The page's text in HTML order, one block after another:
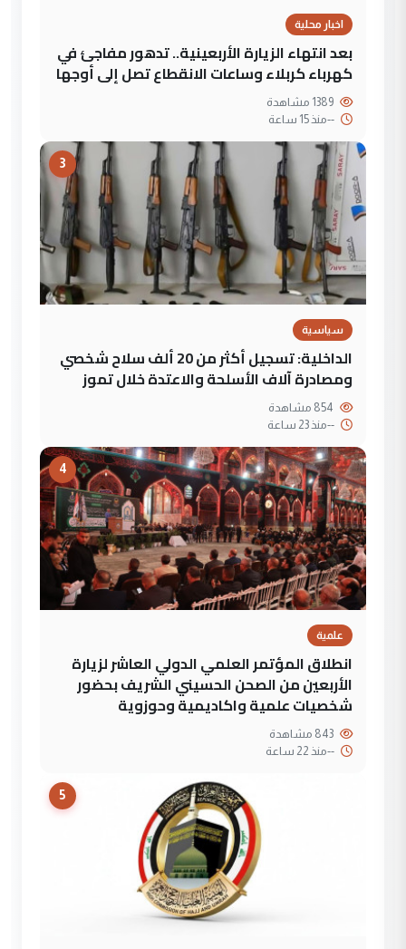
اخبار محلية
بعد انتهاء الزيارة الأربعينية.. تدهور مفاجئ في
كهرباء كربلاء وساعات الانقطاع تصل إلى أوجها
--منذ 15 ساعة
3
سياسية
الداخلية: تسجيل أكثر من 20 ألف سلاح شخصي
ومصادرة آلاف الأسلحة والاعتدة خلال تموز
--منذ 23 ساعة
4
علمية
انطلاق المؤتمر العلمي الدولي العاشر لزيارة
الأربعين من الصحن الحسيني الشريف بحضور
شخصيات علمية واكاديمية وحوزوية
--منذ 22 ساعة
5